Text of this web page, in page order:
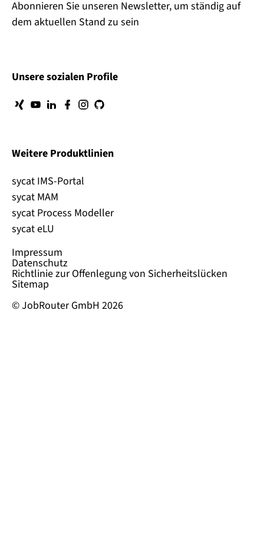
Abonnieren Sie unseren Newsletter, um ständig auf
dem aktuellen Stand zu sein
Unsere sozialen Profile
Weitere Produktlinien
sycat IMS-Portal
sycat MAM
sycat Process Modeller
sycat eLU
Impressum
Datenschutz
Richtlinie zur Offenlegung von Sicherheitslücken
Sitemap
© JobRouter GmbH 2026